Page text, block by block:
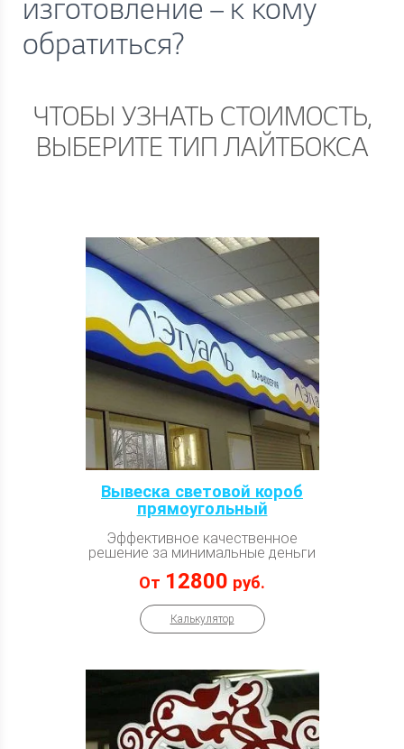
изготовление – к кому
обратиться?
ЧТОБЫ УЗНАТЬ СТОИМОСТЬ,
ВЫБЕРИТЕ ТИП ЛАЙТБОКСА
Вывеска световой короб
прямоугольный
Эффективное качественное
решение за минимальные деньги
От 12800 руб.
Калькулятор